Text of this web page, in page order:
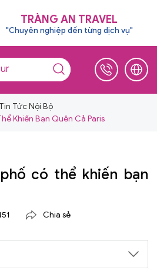
TRÀNG AN TRAVEL
"Chuyên nghiệp đến từng dịch vụ"
Tin Tức Nội Bộ
Khiến Bạn Quên Cả Paris
có thể khiến bạn
Chia sẻ